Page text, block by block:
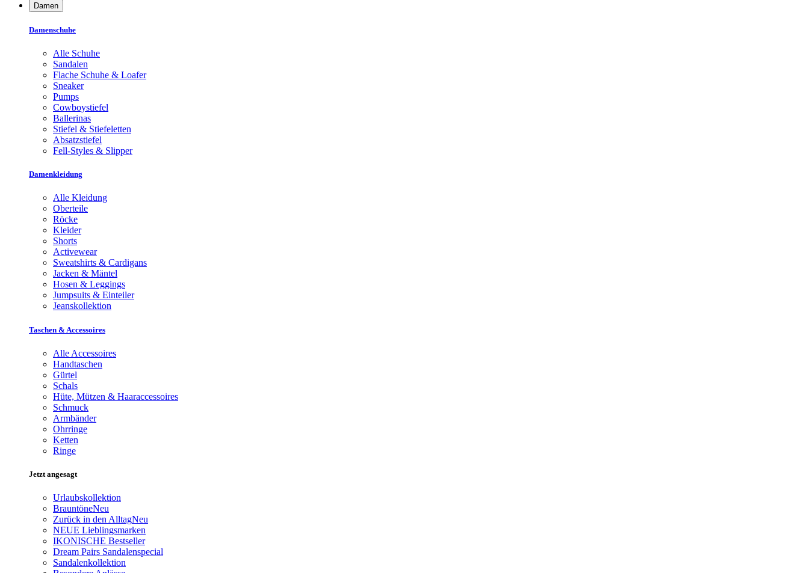
Damen
Damenschuhe
Alle Schuhe
Sandalen
Flache Schuhe & Loafer
Sneaker
Pumps
Cowboystiefel
Ballerinas
Stiefel & Stiefeletten
Absatzstiefel
Fell-Styles & Slipper
Damenkleidung
Alle Kleidung
Oberteile
Röcke
Kleider
Shorts
Activewear
Sweatshirts & Cardigans
Jacken & Mäntel
Hosen & Leggings
Jumpsuits & Einteiler
Jeanskollektion
Taschen & Accessoires
Alle Accessoires
Handtaschen
Gürtel
Schals
Hüte, Mützen & Haaraccessoires
Schmuck
Armbänder
Ohrringe
Ketten
Ringe
Jetzt angesagt
Urlaubskollektion
BrauntöneNeu
Zurück in den AlltagNeu
NEUE Lieblingsmarken
IKONISCHE Bestseller
Dream Pairs Sandalenspecial
Sandalenkollektion